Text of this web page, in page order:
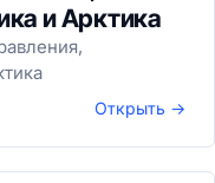
и Арктика
Открыть →